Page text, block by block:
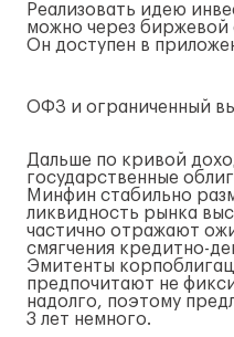
Реализовать идею
можно через биржевой
Он доступен в
ОФЗ и ограниченный
Дальше по кривой
государственные
Минфин стабильно
ликвидность рынка
частично отражают
смягчения кредитно-
Эмитенты
предпочитают не
надолго, поэтому
3 лет немного.